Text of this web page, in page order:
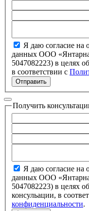
Я даю согласие на
данных ООО
5047082223) в целях обработки запроса и обратной связи,
в соответствии с
Отправить
Получить
Я даю согласие на
данных ООО
5047082223) в целях обработки запроса и полченя
консульации, в
конфиденциальности.